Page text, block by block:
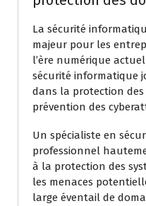
La sécurité
majeur pour les
l’ère numérique
sécurité informatique
dans la protection
prévention des
Un spécialiste en
professionnel
à la protection des
les menaces
large éventail de